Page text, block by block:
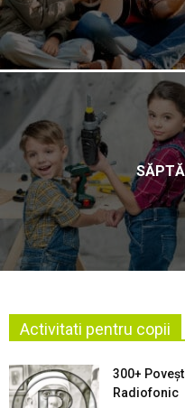
Activitati pentru copii
300+
Radiofonic